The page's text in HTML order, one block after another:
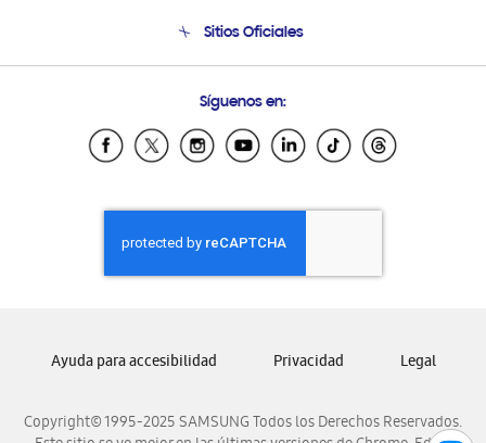
Condiciones de Compra
Soporte vía eMail
Sitios Oficiales
Samsung Ecuador
Samsung El Salvador
Samsung Honduras
Samsung Nicaragua
Samsung Panamá
Samsung Venezuela
Síguenos en:
Copyright© 1995-2025 SAMSUNG Todos los Derechos Reservados.
Ayuda para accesibilidad Privacidad Legal